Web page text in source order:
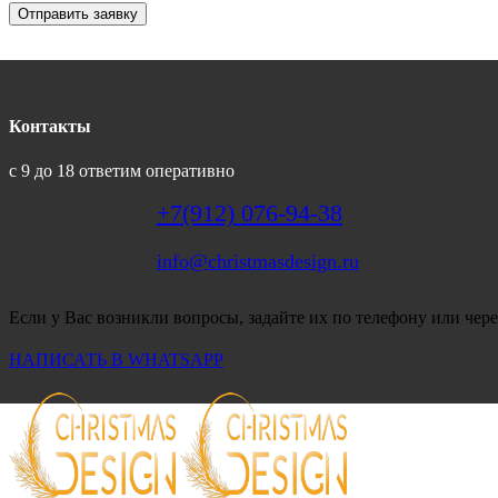
Отправить заявку
Контакты
с 9 до 18 ответим оперативно
+7(912) 076-94-38
info@christmasdesign.ru
Если у Вас возникли вопросы, задайте их по телефону или
НАПИСАТЬ В WHATSAPP